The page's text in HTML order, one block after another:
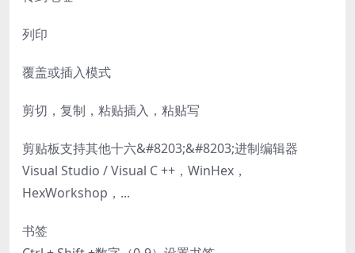
列印
覆盖或插入模式
剪切，复制，粘贴插入，粘贴写
剪贴板支持其他十六&#8203;&#8203;进制编辑器
Visual Studio / Visual C ++，WinHex，
HexWorkshop，...
书签